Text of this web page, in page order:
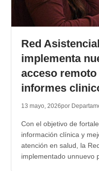
Red
implementa
acceso
informes
13 mayo, 2026por
Con el objetivo de
información clínica y
atención en salud, la
implementado unnuevo